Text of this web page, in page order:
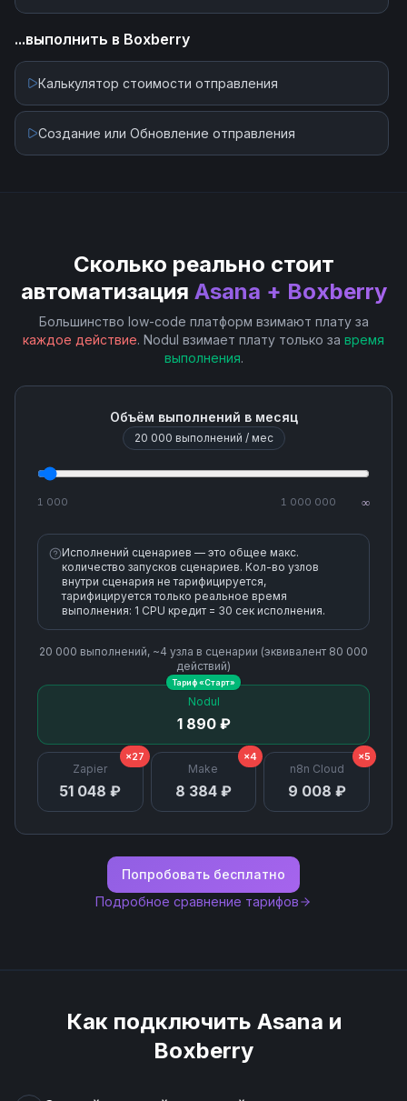
...выполнить в Boxberry
Калькулятор стоимости отправления
Создание или Обновление отправления
Сколько реально стоит
автоматизация Asana + Boxberry
Большинство low-code платформ взимают плату за
каждое действие. Nodul взимает плату только за время
выполнения.
Объём выполнений в месяц
20 000 выполнений / мес
1 000 1 000 000 ∞
Исполнений сценариев — это общее макс.
количество запусков сценариев. Кол-во узлов
внутри сценария не тарифицируется,
тарифицируется только реальное время
выполнения: 1 CPU кредит = 30 сек исполнения.
20 000 выполнений, ~4 узла в сценарии (эквивалент 80 000
действий)
Nodul
1 890 ₽
Тариф «Старт»
Zapier
51 048 ₽
×27
Make
8 384 ₽
×4
n8n Cloud
9 008 ₽
×5
Попробовать бесплатно
Подробное сравнение тарифов
Как подключить Asana и
Boxberry